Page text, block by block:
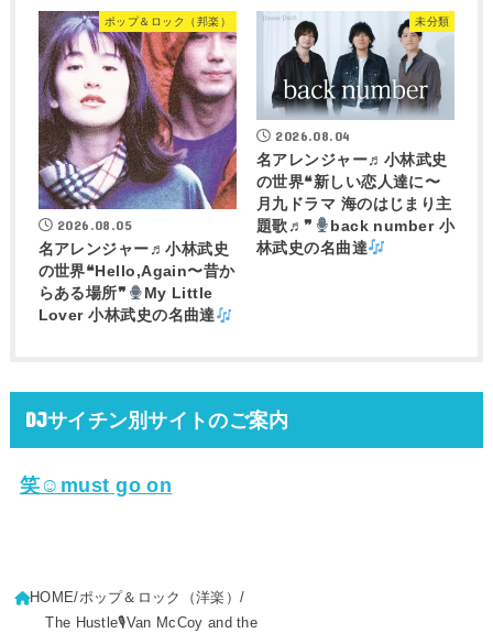
ポップ＆ロック（邦楽）
2026.08.05
名アレンジャー♬小林武史
の世界❝Hello,Again〜昔か
らある場所❞
My Little
Lover 小林武史の名曲達
未分類
2026.08.04
名アレンジャー♬ 小林武史
の世界❝新しい恋人達に〜
月九ドラマ 海のはじまり主
題歌♬❞
back number 小
林武史の名曲達
DJサイチン別サイトのご案内
笑☺must go on
HOME ポップ＆ロック（洋楽）
The Hustle🎙Van McCoy and the